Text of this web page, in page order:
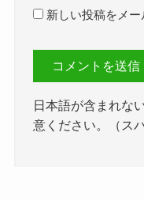
新しい投稿をメー
日本語が含まれな
意ください。（ス